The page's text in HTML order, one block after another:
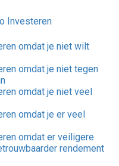
Investeren
omdat je niet wilt
omdat je niet tegen
omdat je niet veel
omdat je er veel
omdat er veiligere
rendement